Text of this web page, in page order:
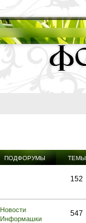
ПОДФОРУМЫ ТЕМЫ
152
Новости
Информашки
547